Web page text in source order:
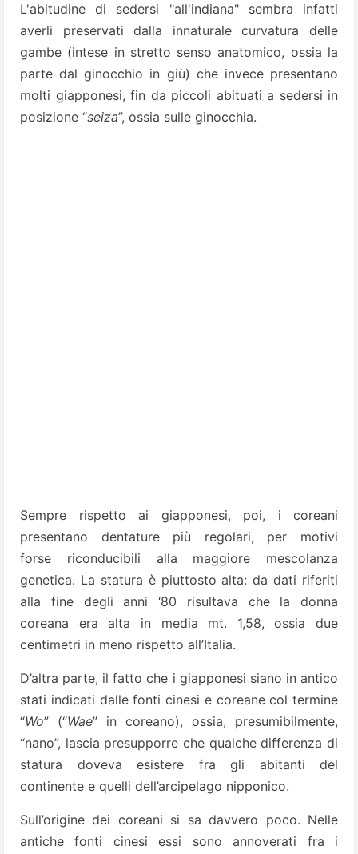
L'abitudine di sedersi "all'indiana" sembra infatti
averli preservati dalla innaturale curvatura delle
gambe (intese in stretto senso anatomico, ossia la
parte dal ginocchio in giù) che invece presentano
molti giapponesi, fin da piccoli abituati a sedersi in
posizione “seiza”, ossia sulle ginocchia.
Sempre rispetto ai giapponesi, poi, i coreani
presentano dentature più regolari, per motivi
forse riconducibili alla maggiore mescolanza
genetica. La statura è piuttosto alta: da dati riferiti
alla fine degli anni ‘80 risultava che la donna
coreana era alta in media mt. 1,58, ossia due
centimetri in meno rispetto all’Italia.
D’altra parte, il fatto che i giapponesi siano in antico
stati indicati dalle fonti cinesi e coreane col termine
“Wo” (“Wae” in coreano), ossia, presumibilmente,
“nano”, lascia presupporre che qualche differenza di
statura doveva esistere fra gli abitanti del
continente e quelli dell’arcipelago nipponico.
Sull’origine dei coreani si sa davvero poco. Nelle
antiche fonti cinesi essi sono annoverati fra i